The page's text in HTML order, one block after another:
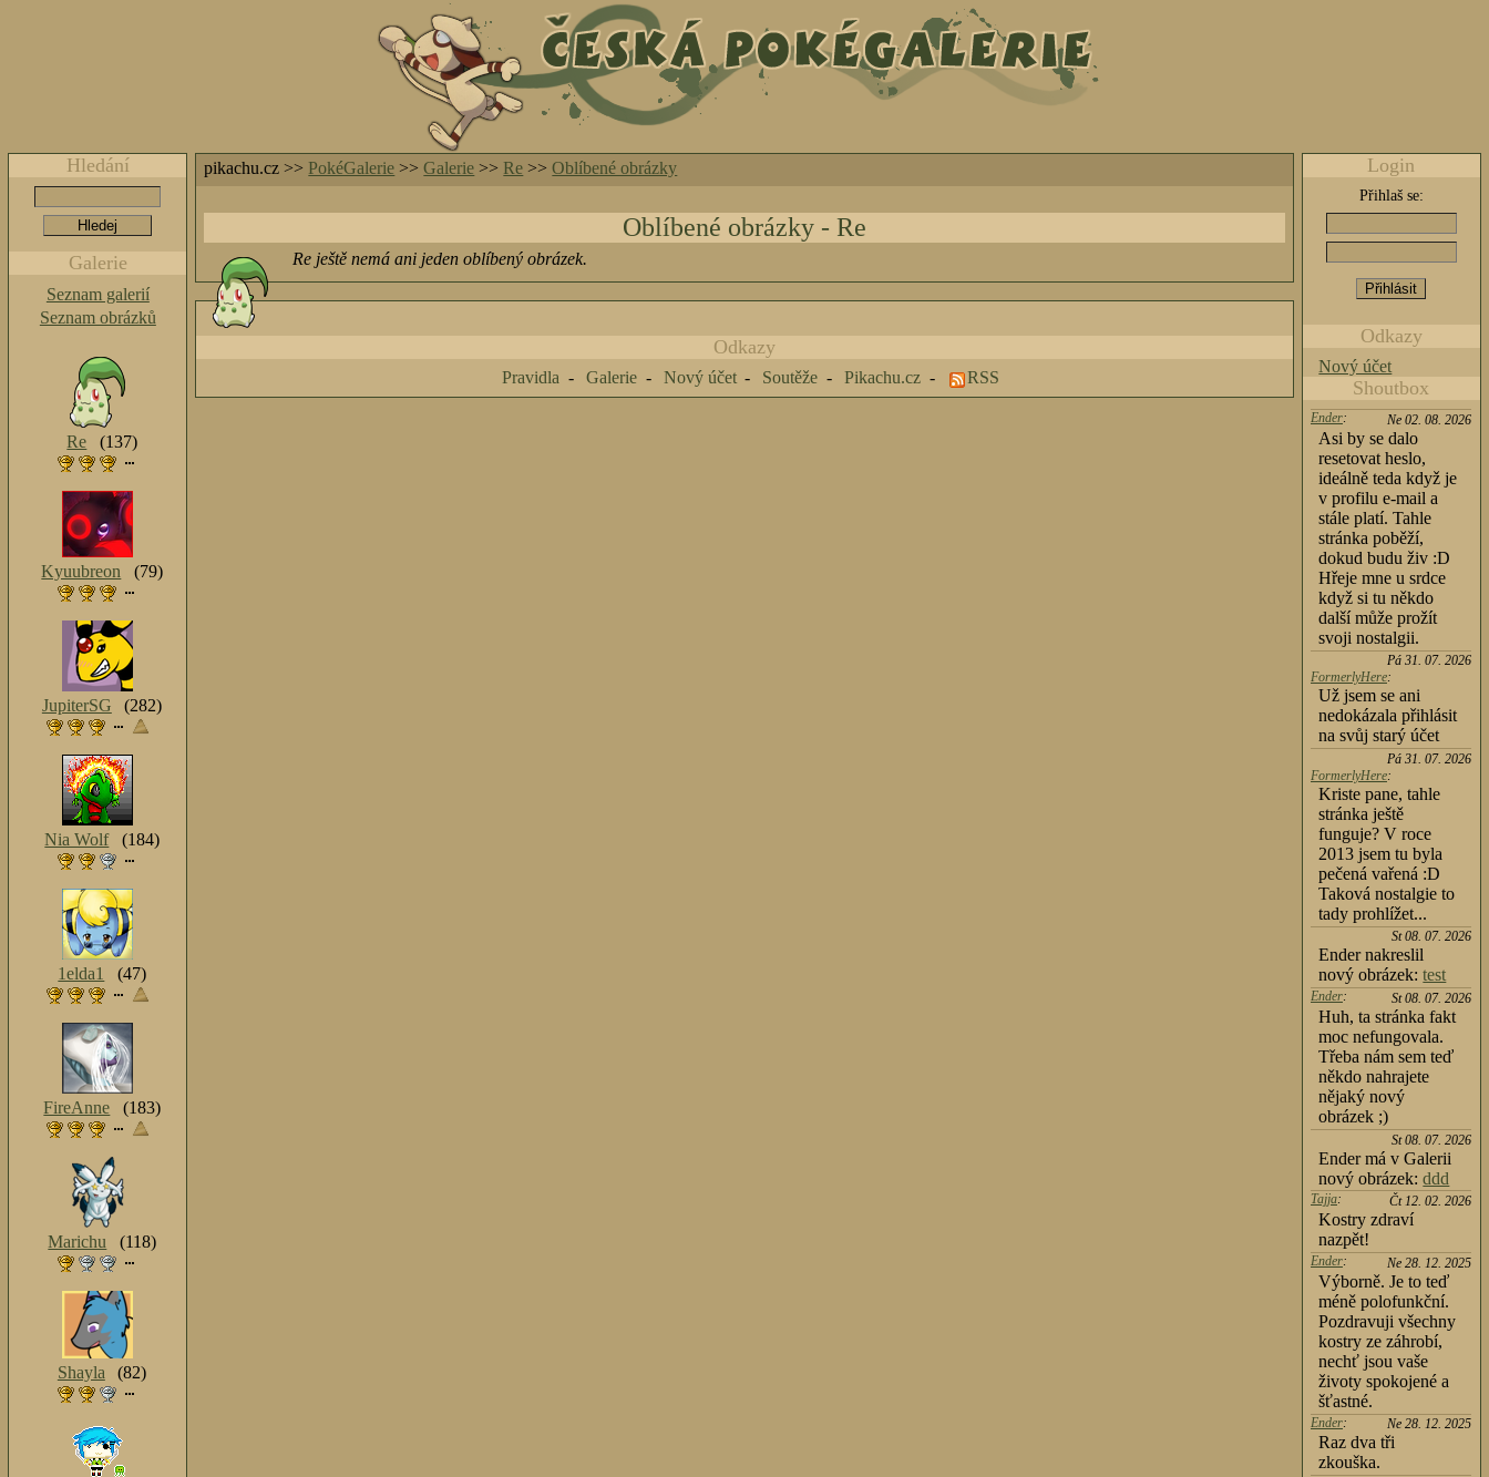
pikachu.cz >>PokéGalerie >>Galerie >>Re >>Oblíbené obrázky
Oblíbené obrázky - Re
Re ještě nemá ani jeden oblíbený obrázek.
Login
Přihlaš se:
Odkazy
Nový účet
Shoutbox
Ne 02. 08. 2026
Ender:
Asi by se dalo
resetovat heslo,
ideálně teda když je
v profilu e-mail a
stále platí. Tahle
stránka poběží,
dokud budu živ :D
Hřeje mne u srdce
když si tu někdo
další může prožít
svoji nostalgii.
Pá 31. 07. 2026
FormerlyHere:
Už jsem se ani
nedokázala přihlásit
na svůj starý účet
Pá 31. 07. 2026
FormerlyHere:
Kriste pane, tahle
stránka ještě
funguje? V roce
2013 jsem tu byla
pečená vařená :D
Taková nostalgie to
tady prohlížet...
St 08. 07. 2026
Ender nakreslil
nový obrázek:test
St 08. 07. 2026
Ender:
Huh, ta stránka fakt
moc nefungovala.
Třeba nám sem teď
někdo nahrajete
nějaký nový
obrázek ;)
St 08. 07. 2026
Ender má v Galerii
nový obrázek:ddd
Čt 12. 02. 2026
Tajja:
Kostry zdraví
nazpět!
Ne 28. 12. 2025
Ender:
Výborně. Je to teď
méně polofunkční.
Pozdravuji všechny
kostry ze záhrobí,
nechť jsou vaše
životy spokojené a
šťastné.
Ne 28. 12. 2025
Ender:
Raz dva tři
zkouška.
Hledání
Galerie
Seznam galerií
Seznam obrázků
Re (137)
Kyuubreon (79)
JupiterSG (282)
Nia Wolf (184)
1elda1 (47)
FireAnne (183)
Marichu (118)
Shayla (82)
Odkazy
Pravidla Galerie Nový účet Soutěže Pikachu.cz RSS